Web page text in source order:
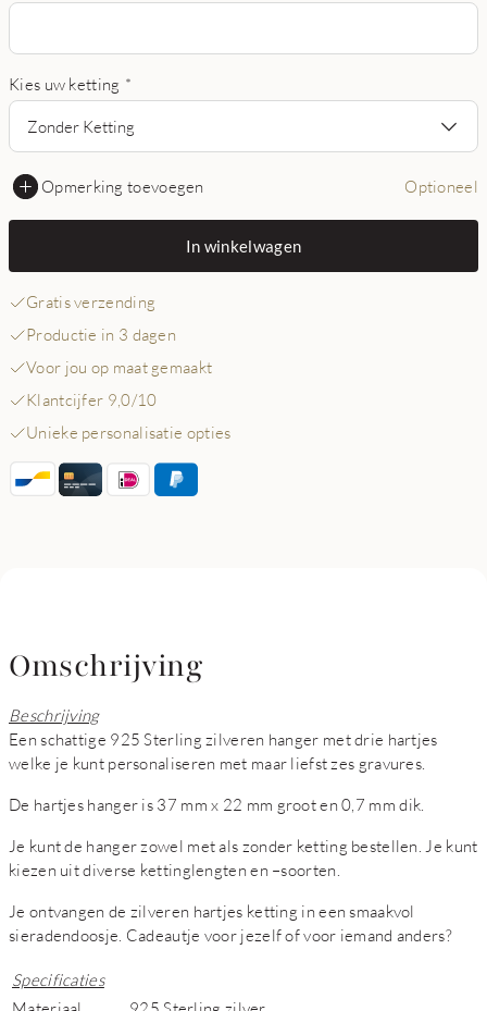
Kies uw ketting *
Zonder Ketting
Opmerking toevoegen Optioneel
In winkelwagen
Gratis verzending
Productie in 3 dagen
Voor jou op maat gemaakt
Klantcijfer 9,0/10
Unieke personalisatie opties
Omschrijving
Beschrijving
Een schattige 925 Sterling zilveren hanger met drie hartjes
welke je kunt personaliseren met maar liefst zes gravures.
De hartjes hanger is 37 mm x 22 mm groot en 0,7 mm dik.
Je kunt de hanger zowel met als zonder ketting bestellen. Je kunt
kiezen uit diverse kettinglengten en –soorten.
Je ontvangen de zilveren hartjes ketting in een smaakvol
sieradendoosje. Cadeautje voor jezelf of voor iemand anders?
Specificaties